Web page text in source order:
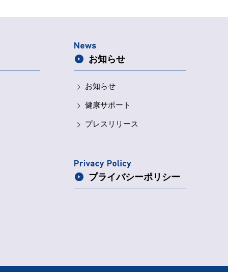
お知らせ
お知らせ
健康サポート
プレスリリース
プライバシーポリシー